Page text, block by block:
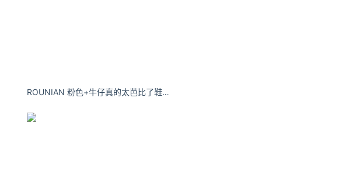
ROUNIAN 粉色+牛仔真的太芭比了鞋子百搭气质